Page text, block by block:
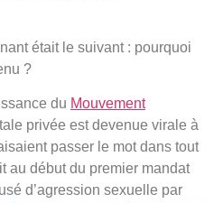
était le suivant : pourquoi
?
du Mouvement
privée est devenue virale à
passer le mot dans tout
au début du premier mandat
d’agression sexuelle par